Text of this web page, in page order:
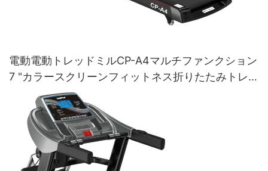
電動電動トレッドミルCP-A4マルチファンクション
7 "カラースクリーンフィットネス折りたたみトレッ